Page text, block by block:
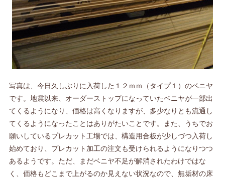
写真は、今日久しぶりに入荷した１２ｍｍ（タイプ１）のベニヤ
です。地震以来、オーダーストップになっていたベニヤが一部出
てくるようになり、価格は高くなりますが、多少なりとも流通し
てくるようになったことはありがたいことです。また、うちでお
願いしているプレカット工場では、構造用合板が少しづつ入荷し
始めており、プレカット加工の注文も受けられるようになりつつ
あるようです。ただ、まだベニヤ不足が解消されたわけではな
く、価格もどこまで上がるのか見えない状況なので、無垢材の床